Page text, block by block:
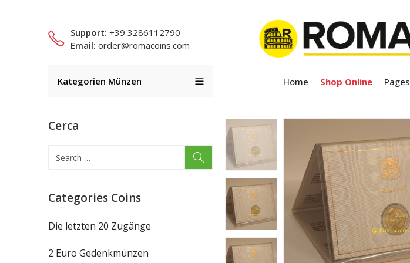
Support: +39 3286112790
Email: order@romacoins.com
Kategorien Münzen Home Shop Online Pages
Cerca
Categories Coins
Die letzten 20 Zugänge
2 Euro Gedenkmünzen